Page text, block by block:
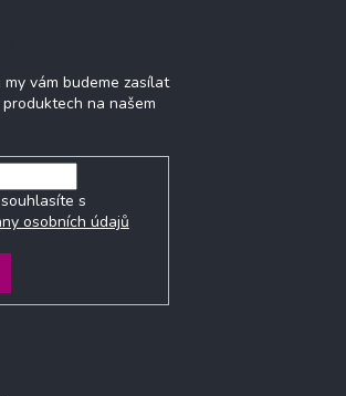
vám budeme zasílat
na našem
s
osobních údajů